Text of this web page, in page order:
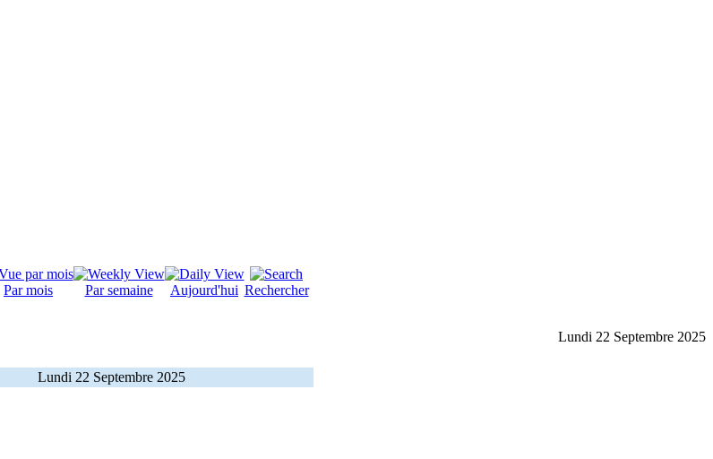
Par mois Par semaine Aujourd'hui Rechercher
Lundi 22 Septembre 2025
Lundi 22 Septembre 2025